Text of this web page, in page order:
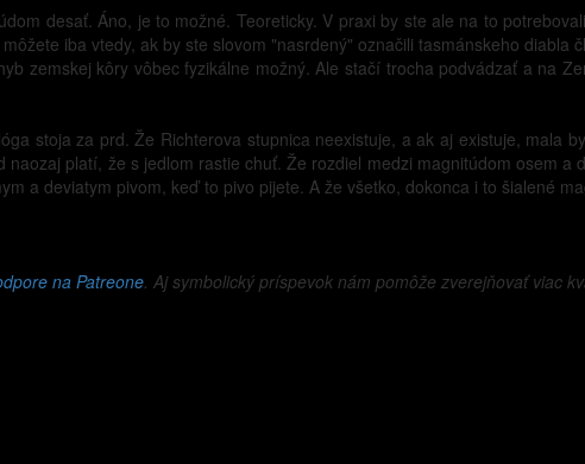
desať. Áno, je to možné. Teoreticky. V praxi by ste ale na to
iba vtedy, ak by ste slovom "nasrdený" označili tasmánskeho diabla
zemskej kôry vôbec fyzikálne možný. Ale stačí trocha podvádzať a na
stoja za prd. Že Richterova stupnica neexistuje, a ak aj existuje, mala
platí, že s jedlom rastie chuť. Že rozdiel medzi magnitúdom osem a
a deviatym pivom, keď to pivo pijete. A že všetko, dokonca i to šialené
na Patreone. Aj symbolický príspevok nám pomôže zverejňovať viac